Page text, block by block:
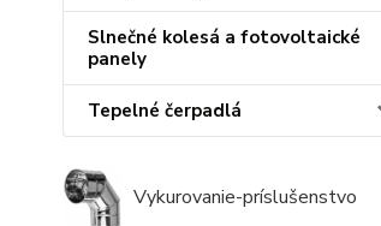
Slnečné kolesá a fotovoltaické
panely
Tepelné čerpadlá
Vykurovanie-príslušenstvo